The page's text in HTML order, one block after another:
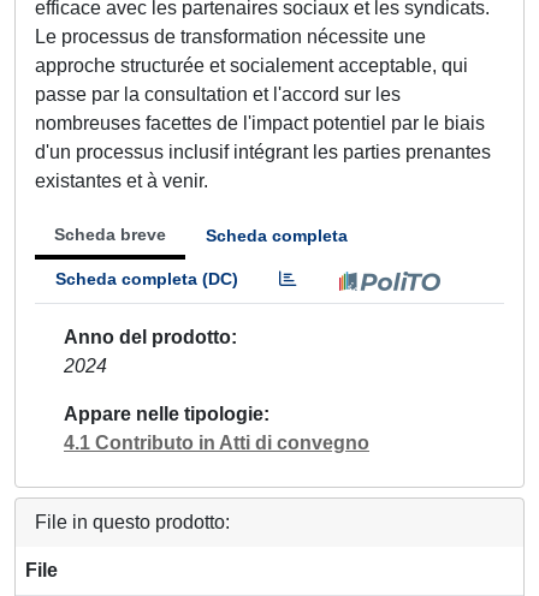
efficace avec les partenaires sociaux et les syndicats.
Le processus de transformation nécessite une
approche structurée et socialement acceptable, qui
passe par la consultation et l'accord sur les
nombreuses facettes de l'impact potentiel par le biais
d'un processus inclusif intégrant les parties prenantes
existantes et à venir.
Scheda breve Scheda completa
Scheda completa (DC)
Anno del prodotto
2024
Appare nelle tipologie
4.1 Contributo in Atti di convegno
File in questo prodotto:
File